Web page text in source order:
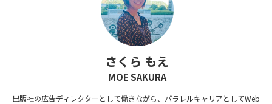
さくら もえ
MOE SAKURA
出版社の広告ディレクターとして働きながら、パラレルキャリアとしてWeb